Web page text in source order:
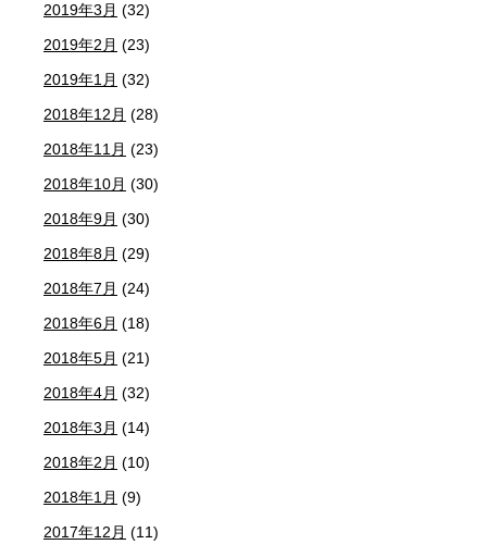
2019年3月 (32)
2019年2月 (23)
2019年1月 (32)
2018年12月 (28)
2018年11月 (23)
2018年10月 (30)
2018年9月 (30)
2018年8月 (29)
2018年7月 (24)
2018年6月 (18)
2018年5月 (21)
2018年4月 (32)
2018年3月 (14)
2018年2月 (10)
2018年1月 (9)
2017年12月 (11)